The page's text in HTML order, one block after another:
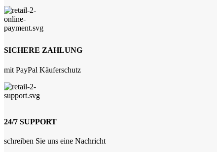
SICHERE ZAHLUNG
mit PayPal Käuferschutz
24/7 SUPPORT
schreiben Sie uns eine Nachricht